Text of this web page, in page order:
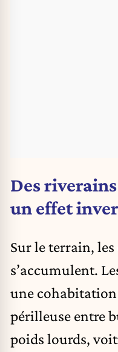
Des
un effet
Sur le terrain,
s’accumulent.
une
périlleuse entre
poids lourds,